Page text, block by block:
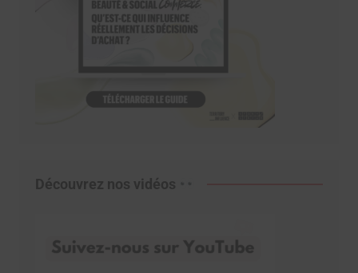
Découvrez nos vidéos